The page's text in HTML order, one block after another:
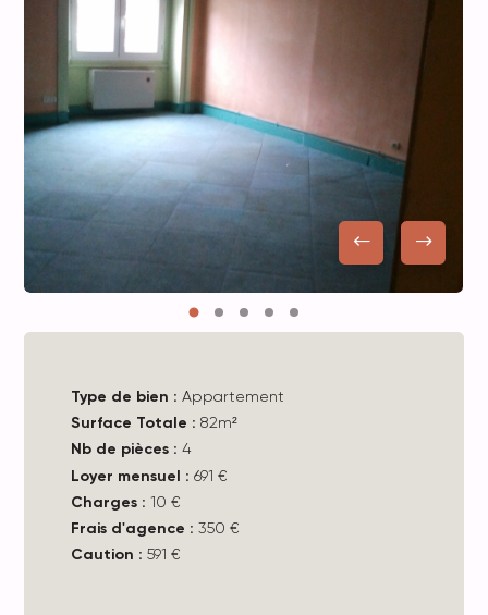
Type de bien :Appartement
Surface Totale :82m²
Nb de pièces :4
Loyer mensuel :691 €
Charges :10 €
Frais d'agence : 350 €
Caution :591 €